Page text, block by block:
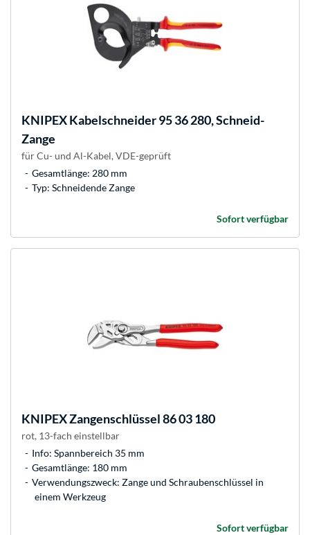
KNIPEXKabelschneider 95 36 280, Schneid-
Zange
für Cu- und Al-Kabel, VDE-geprüft
Gesamtlänge: 280 mm
Typ: Schneidende Zange
Sofort verfügbar
KNIPEXZangenschlüssel 86 03 180
rot, 13-fach einstellbar
Info: Spannbereich 35 mm
Gesamtlänge: 180 mm
Verwendungszweck: Zange und Schraubenschlüssel in
einem Werkzeug
Sofort verfügbar